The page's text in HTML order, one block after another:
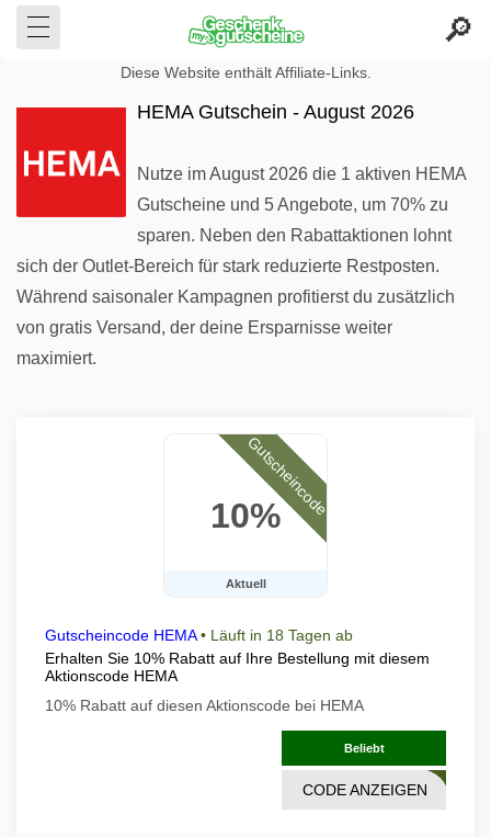
Diese Website enthält Affiliate-Links.
HEMA Gutschein - August 2026
Nutze im August 2026 die 1 aktiven HEMA
Gutscheine und 5 Angebote, um 70% zu
sparen. Neben den Rabattaktionen lohnt
sich der Outlet-Bereich für stark reduzierte Restposten.
Während saisonaler Kampagnen profitierst du zusätzlich
von gratis Versand, der deine Ersparnisse weiter
maximiert.
10%
Aktuell
Gutscheincode
Gutscheincode HEMA• Läuft in 18 Tagen ab
Erhalten Sie 10% Rabatt auf Ihre Bestellung mit diesem
Aktionscode HEMA
10% Rabatt auf diesen Aktionscode bei HEMA
Beliebt
PP10
CODE ANZEIGEN